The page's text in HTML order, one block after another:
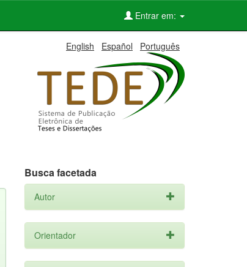
Entrar em:
English Español Português
Busca facetada
Autor
Orientador